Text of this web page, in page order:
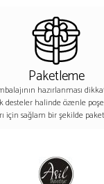
Paketleme
hazırlanması
desteler halinde özenle
için sağlam bir şekilde